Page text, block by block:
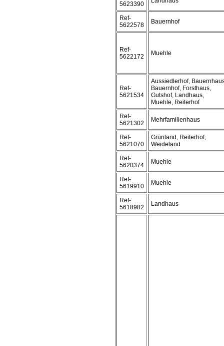
5623390
Ref-
5622578
Bauernhof
Ref-
5622172
Muehle
Ref-
5621534
Aussiedlerhof,
Bauernhof, Forsthaus,
Gutshof, Landhaus,
Muehle, Reiterhof
Ref-
5621302
Mehrfamilienhaus
Ref-
5621070
Grünland, Reiterhof,
Weideland
Ref-
5620374
Muehle
Ref-
5619910
Muehle
Ref-
5618982
Landhaus